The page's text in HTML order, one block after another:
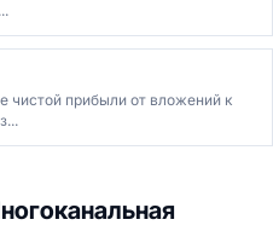
чистой прибыли от вложений к